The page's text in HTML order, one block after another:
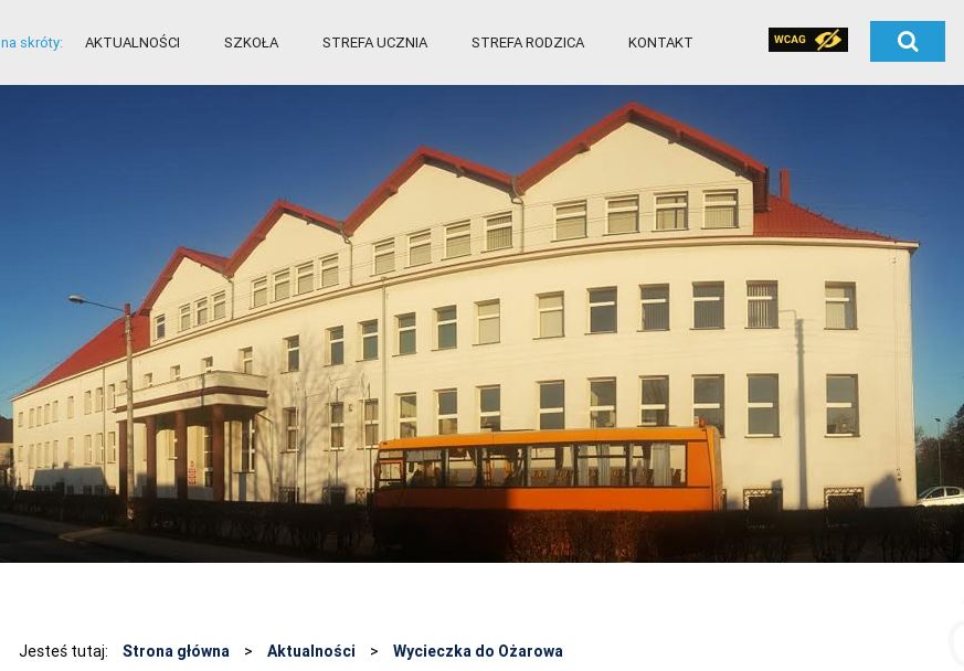
na skróty: AKTUALNOŚCI SZKOŁA STREFA UCZNIA STREFA RODZICA KONTAKT
Jesteś tutaj: Strona główna > Aktualności > Wycieczka do Ożarowa